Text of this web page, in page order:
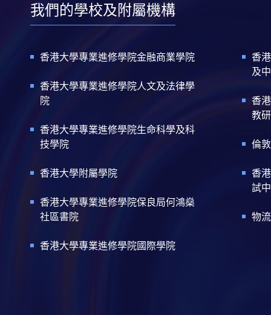
我們的學校及附屬機構
香港大學專業進修學院金融商業學院
香港大學專業進修學院人文及法律學
院
香港大學專業進修學院生命科學及科
技學院
香港大學附屬學院
香港大學專業進修學院保良局何鴻燊
社區書院
香港大學專業進修學院國際學院
香
及
香
教
倫
香
試
物